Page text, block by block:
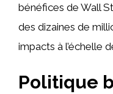
bénéfices de Wall
des dizaines de
impacts à l’échelle
Politique